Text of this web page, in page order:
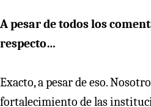
A pesar de todos los
respecto…
Exacto, a pesar de eso.
fortalecimiento de las